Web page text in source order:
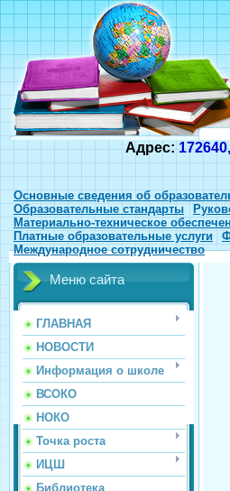
Адрес:
Основные сведения об
Образовательные стандарты
Материально-техническое
Платные образовательные услуги
Международное сотрудничество
Меню сайта
ГЛАВНАЯ
НОВОСТИ
Информация о школе
ВСОКО
НОКО
Точка роста
ИЦШ
Библиотека